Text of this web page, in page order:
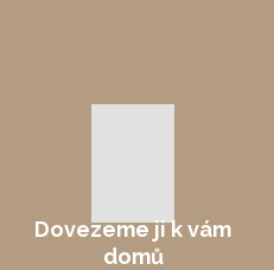
Dovezemeji k vám
domů